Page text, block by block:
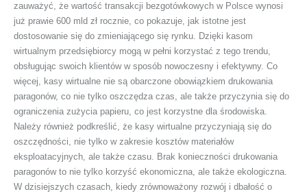
zauważyć, że wartość transakcji bezgotówkowych w Polsce wynosi
już prawie 600 mld zł rocznie, co pokazuje, jak istotne jest
dostosowanie się do zmieniającego się rynku. Dzięki kasom
wirtualnym przedsiębiorcy mogą w pełni korzystać z tego trendu,
obsługując swoich klientów w sposób nowoczesny i efektywny. Co
więcej, kasy wirtualne nie są obarczone obowiązkiem drukowania
paragonów, co nie tylko oszczędza czas, ale także przyczynia się do
ograniczenia zużycia papieru, co jest korzystne dla środowiska.
Należy również podkreślić, że kasy wirtualne przyczyniają się do
oszczędności, nie tylko w zakresie kosztów materiałów
eksploatacyjnych, ale także czasu. Brak konieczności drukowania
paragonów to nie tylko korzyść ekonomiczna, ale także ekologiczna.
W dzisiejszych czasach, kiedy zrównoważony rozwój i dbałość o